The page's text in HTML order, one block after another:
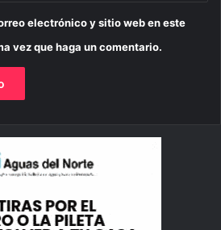
electrónico y sitio web en este
vez que haga un comentario.